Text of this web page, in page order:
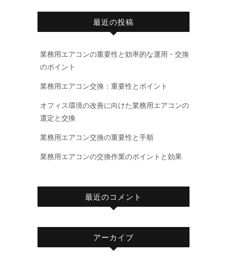
最近の投稿
業務用エアコンの重要性と効率的な運用・交換
のポイント
業務用エアコン交換：重要性とポイント
オフィス環境の改善に向けた業務用エアコンの
選定と交換
業務用エアコン交換の重要性と手順
業務用エアコンの交換作業のポイントと効果
最近のコメント
アーカイブ